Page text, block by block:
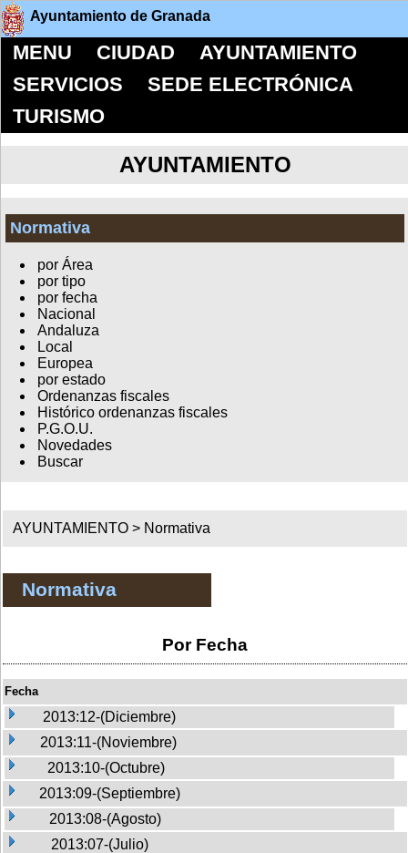
Ayuntamiento de Granada
MENU CIUDAD
AYUNTAMIENTO
SERVICIOS
SEDE ELECTRÓNICA
TURISMO
AYUNTAMIENTO
Normativa
por Área
por tipo
por fecha
Nacional
Andaluza
Local
Europea
por estado
Ordenanzas fiscales
Histórico ordenanzas fiscales
P.G.O.U.
Novedades
Buscar
AYUNTAMIENTO > Normativa
Normativa
Por Fecha
Fecha
2013:12-(Diciembre)
2013:11-(Noviembre)
2013:10-(Octubre)
2013:09-(Septiembre)
2013:08-(Agosto)
2013:07-(Julio)